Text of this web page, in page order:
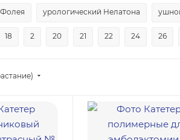
урологический Нелатона
18 2 20 21 22 24 26